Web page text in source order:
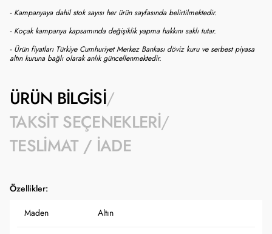
- Kampanyaya dahil stok sayısı her ürün sayfasında belirtilmektedir.
- Koçak kampanya kapsamında değişiklik yapma hakkını saklı tutar.
- Ürün fiyatları Türkiye Cumhuriyet Merkez Bankası döviz kuru ve serbest piyasa
altın kuruna bağlı olarak anlık güncellenmektedir.
ÜRÜN BILGISI
TAKSIT SEÇENEKLERI
TESLIMAT / İADE
Özellikler:
Maden Altın